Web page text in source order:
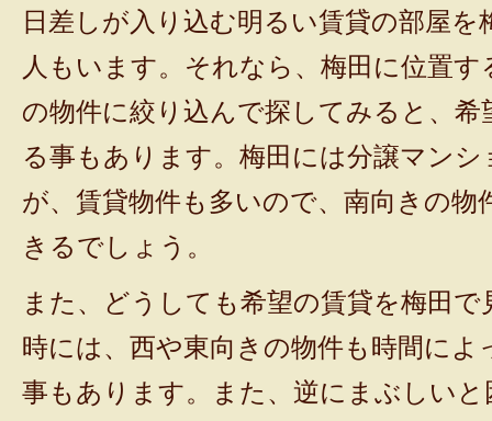
日差しが入り込む明るい賃貸の部屋
人もいます。それなら、梅田に位置
の物件に絞り込んで探してみると、
る事もあります。梅田には分譲マン
が、賃貸物件も多いので、南向きの物
きるでしょう。
また、どうしても希望の賃貸を梅田
時には、西や東向きの物件も時間によ
事もあります。また、逆にまぶしい